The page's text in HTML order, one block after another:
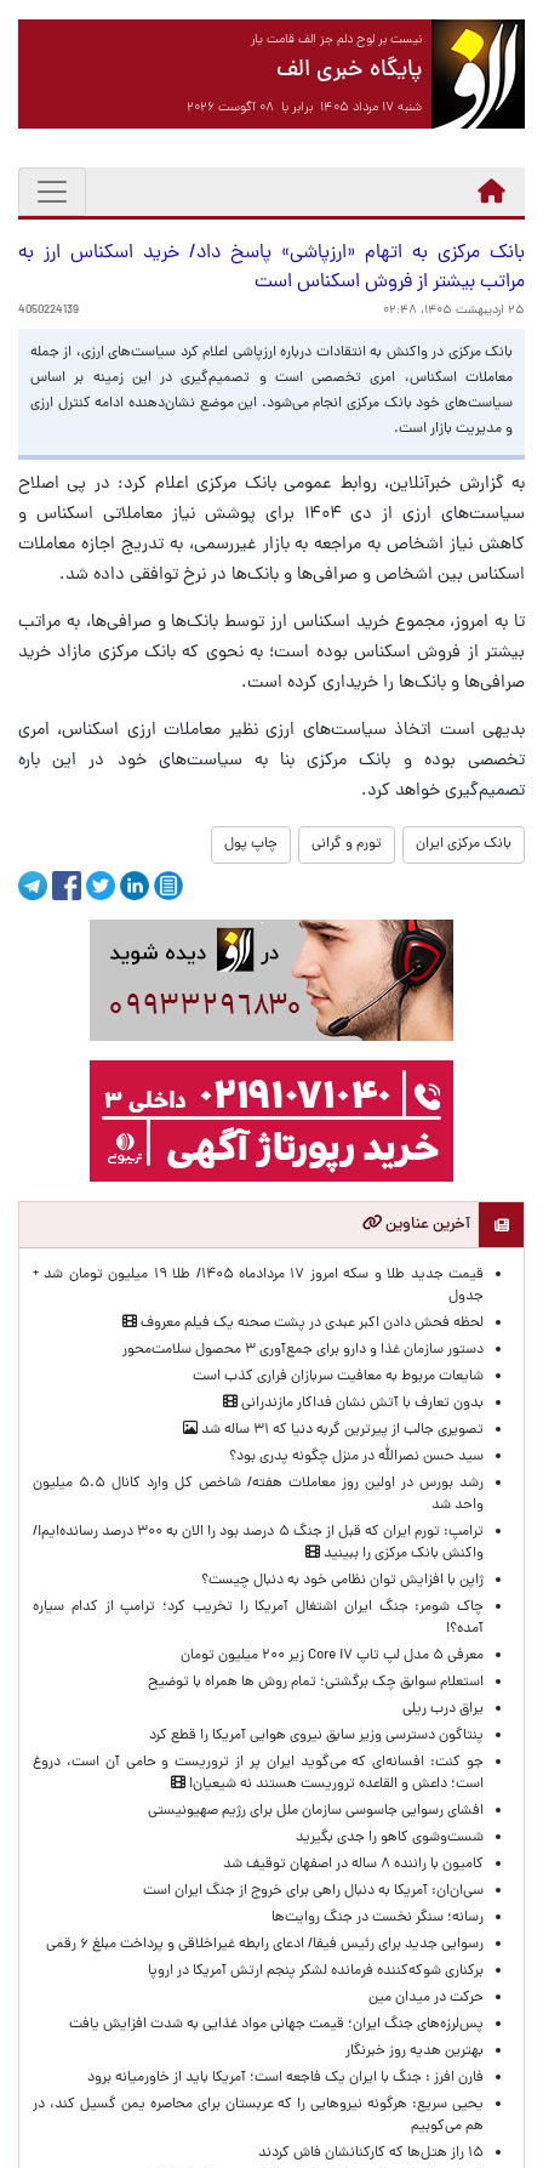
نیست بر لوح دلم جز الف قامت یار
پایگاه خبری الف
شنبه ۱۷ مرداد ۱۴۰۵ برابر با ۰۸ آگوست ۲۰۲۶
بانک مرکزی به اتهام «ارزپاشی» پاسخ داد/ خرید اسکناس ارز به
مراتب بیشتر از فروش اسکناس است
۲۵ اردیبهشت ۱۴۰۵، ۰۲:۴۸ 4050224139
بانک مرکزی در واکنش به انتقادات درباره ارزپاشی اعلام کرد سیاست‌های ارزی، از جمله
معاملات اسکناس، امری تخصصی است و تصمیم‌گیری در این زمینه بر اساس
سیاست‌های خود بانک مرکزی انجام می‌شود. این موضع نشان‌دهنده ادامه کنترل ارزی
و مدیریت بازار است.
به گزارش خبرآنلاین، روابط عمومی بانک مرکزی اعلام کرد: در پی اصلاح
سیاست‌های ارزی از دی ۱۴۰۴ برای پوشش نیاز معاملاتی اسکناس و
کاهش نیاز اشخاص به مراجعه به بازار غیررسمی، به تدریج اجازه معاملات
اسکناس بین اشخاص و صرافی‌ها و بانک‌ها در نرخ توافقی داده شد.
تا به امروز، مجموع خرید اسکناس ارز توسط بانک‌ها و صرافی‌ها، به مراتب
بیشتر از فروش اسکناس بوده است؛ به نحوی که بانک مرکزی مازاد خرید
صرافی‌ها و بانک‌ها را خریداری کرده است.
بدیهی است اتخاذ سیاست‌های ارزی نظیر معاملات ارزی اسکناس، امری
تخصصی بوده و بانک مرکزی بنا به سیاست‌های خود در این باره
تصمیم‌گیری خواهد کرد.
بانک مرکزی ایران تورم و گرانی چاپ پول
آخرین عناوین
قیمت جدید طلا و سکه امروز ۱۷ مردادماه ۱۴۰۵/ طلا ۱۹ میلیون تومان شد +
جدول
لحظه‌ فحش دادن اکبر عبدی در پشت صحنه یک فیلم معروف
دستور سازمان غذا و دارو برای جمع‌آوری ۳ محصول سلامت‌محور
شایعات مربوط به معافیت سربازان فراری کذب است
بدون تعارف با آتش نشان فداکار مازندرانی
تصویری جالب از پیرترین گربه دنیا که ۳۱ ساله شد
سید حسن نصرالله در منزل چگونه پدری بود؟
رشد بورس در اولین روز معاملات هفته/ شاخص کل وارد کانال ۵.۵ میلیون
واحد شد
ترامپ: تورم ایران که قبل از جنگ ۵ درصد بود را الان به ۳۰۰ درصد رسانده‌ایم!/
واکنش بانک مرکزی را ببینید
ژاپن با افزایش توان نظامی خود به دنبال چیست؟
چاک شومر: جنگ ایران اشتغال آمریکا را تخریب کرد؛ ترامپ از کدام سیاره
آمده؟!
معرفی ۵ مدل لپ تاپ Core i۷ زیر ۲۰۰ میلیون تومان
استعلام سوابق چک برگشتی؛ تمام روش ها همراه با توضیح
یراق درب ریلی
پنتاگون دسترسی وزیر سابق نیروی هوایی آمریکا را قطع کرد
جو کنت: افسانه‌ای که می‌گوید ایران پر از تروریست و حامی آن است، دروغ
است؛ داعش و القاعده تروریست هستند نه شیعیان!
افشای رسوایی جاسوسی سازمان ملل برای رژیم صهیونیستی
شست‌وشوی کاهو را جدی بگیرید
کامیون با راننده ۸ ساله در اصفهان توقیف شد
سی‌ان‌ان: آمریکا به دنبال راهی برای خروج از جنگ ایران است
رسانه؛ سنگر نخست در جنگ روایت‌ها
رسوایی جدید برای رئیس فیفا/ ادعای رابطه غیراخلاقی و پرداخت مبلغ ۶ رقمی
برکناری شوکه‌کننده فرمانده لشکر پنجم ارتش آمریکا در اروپا
حركت در ميدان مين
پس‌لرزه‌های جنگ ایران؛ قیمت جهانی مواد غذایی به شدت افزایش یافت
بهترین هدیه روز خبرنگار
فارن افرز : جنگ با ایران یک فاجعه است؛ آمریکا باید از خاورمیانه برود
یحیی سریع: هرگونه نیروهایی را که عربستان برای محاصره یمن گسیل کند، در
هم می‌کوبیم
۱۵ راز هتل‌ها که کارکنانشان فاش کردند